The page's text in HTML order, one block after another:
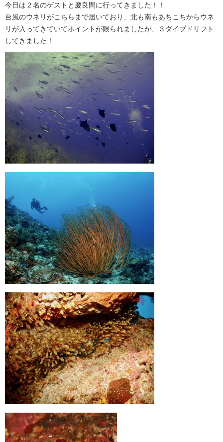
今日は２名のゲストと慶良間に行ってきました！！
台風のウネリがこちらまで届いており、北も南もあちこちからウネ
リが入ってきていてポイントが限られましたが、３ダイブドリフト
してきました！